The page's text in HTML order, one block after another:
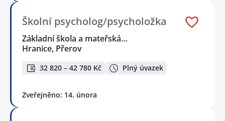
Školní psycholog/psycholožka
Základní škola a mateřská…
Hranice, Přerov
32 820 – 42 780 Kč Plný úvazek
Zveřejněno: 14. února